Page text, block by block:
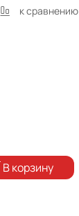
к сравнению
В корзину